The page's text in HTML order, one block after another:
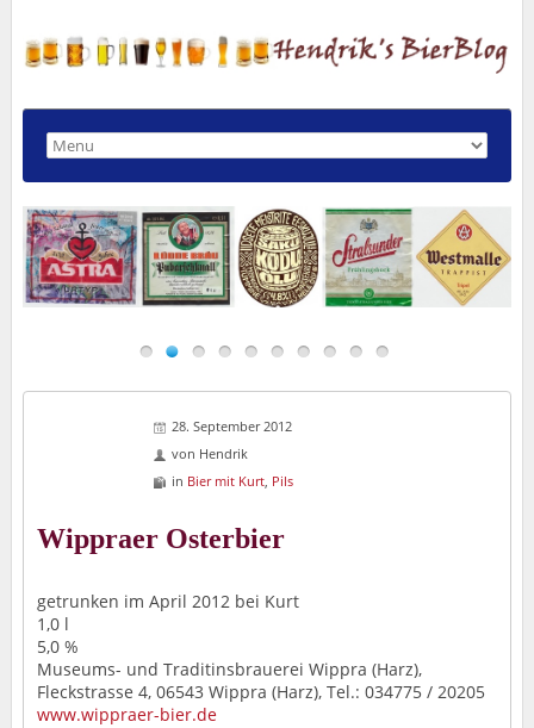
28. September 2012
von Hendrik
in Bier mit Kurt, Pils
Wippraer Osterbier
getrunken im April 2012 bei Kurt
1,0 l
5,0 %
Museums- und Traditinsbrauerei Wippra (Harz),
Fleckstrasse 4, 06543 Wippra (Harz), Tel.: 034775 / 20205
www.wippraer-bier.de